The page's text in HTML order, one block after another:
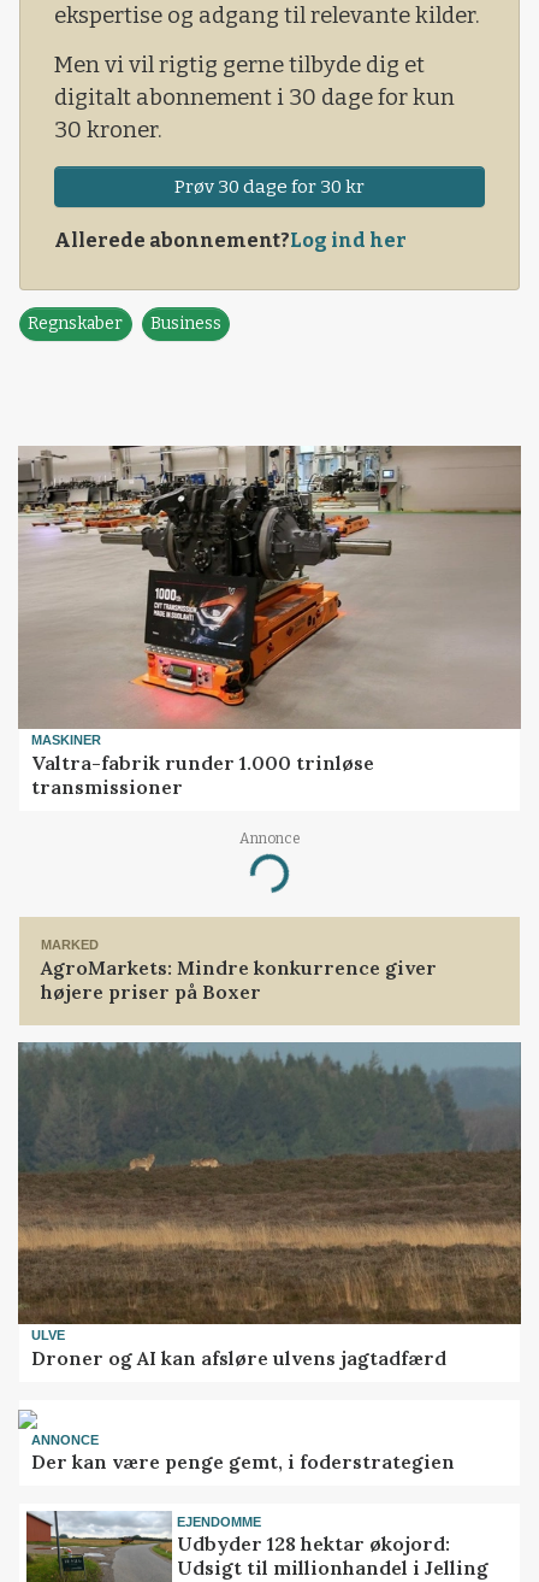
ekspertise og adgang til relevante kilder.
Men vi vil rigtig gerne tilbyde dig et
digitalt abonnement i 30 dage for kun
30 kroner.
Prøv 30 dage for 30 kr
Allerede abonnement?Log ind her
Regnskaber Business
MASKINER
Valtra-fabrik runder 1.000 trinløse
transmissioner
Annonce
Loading...
MARKED
AgroMarkets: Mindre konkurrence giver
højere priser på Boxer
ULVE
Droner og AI kan afsløre ulvens jagtadfærd
ANNONCE
Der kan være penge gemt, i foderstrategien
EJENDOMME
Udbyder 128 hektar økojord:
Udsigt til millionhandel i Jelling